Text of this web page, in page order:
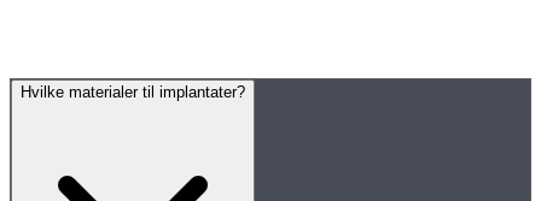
Hvilke materialer til implantater?